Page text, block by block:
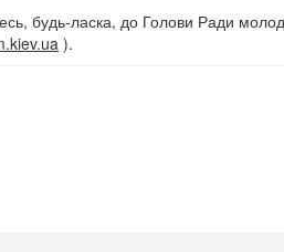
будь-ласка, до Голови Ради
).